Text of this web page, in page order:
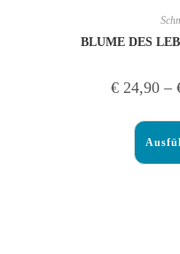
BLUME DES
€24,90–